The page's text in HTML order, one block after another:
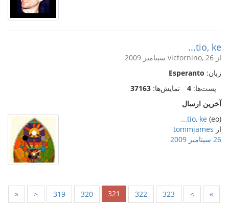
tio, ke...
از victornino, 26 سپتامبر 2009
زبان: Esperanto
پست‌ها: 4 نمایش‌ها: 37163
آخرین ارسال
(eo)
tio, ke...
از tommjames
26 سپتامبر 2009
« < 319 320 321 322 323 > »